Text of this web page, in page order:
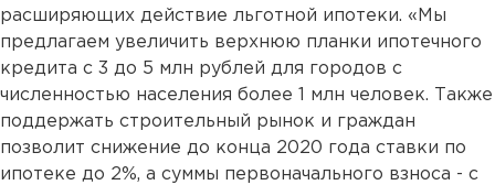
расширяющих действие льготной ипотеки. «Мы
предлагаем увеличить верхнюю планки ипотечного
кредита с 3 до 5 млн рублей для городов с
численностью населения более 1 млн человек. Также
поддержать строительный рынок и граждан
позволит снижение до конца 2020 года ставки по
ипотеке до 2%, а суммы первоначального взноса - с